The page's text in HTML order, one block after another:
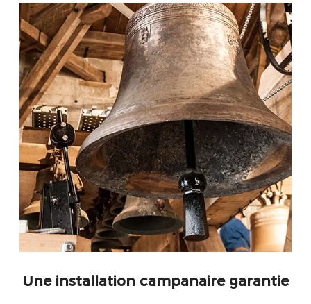
Une installation campanaire garantie